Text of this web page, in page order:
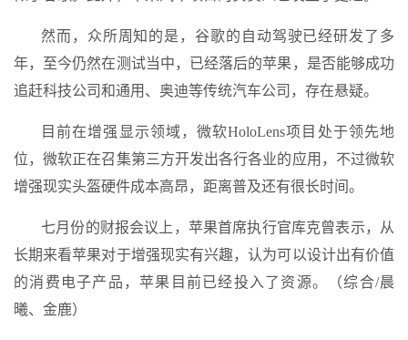
然而，众所周知的是，谷歌的自动驾驶已经研发了多
年，至今仍然在测试当中，已经落后的苹果，是否能够成功
追赶科技公司和通用、奥迪等传统汽车公司，存在悬疑。
目前在增强显示领域，微软HoloLens项目处于领先地
位，微软正在召集第三方开发出各行各业的应用，不过微软
增强现实头盔硬件成本高昂，距离普及还有很长时间。
七月份的财报会议上，苹果首席执行官库克曾表示，从
长期来看苹果对于增强现实有兴趣，认为可以设计出有价值
的消费电子产品，苹果目前已经投入了资源。（综合/晨
曦、金鹿）